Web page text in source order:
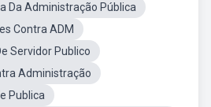
Da Administração Pública
Contra ADM
Servidor Publico
Administração
Publica